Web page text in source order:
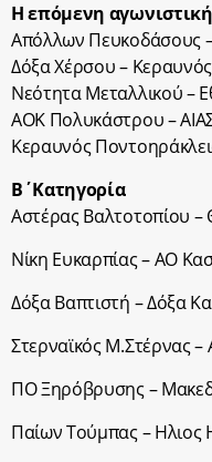
Η επόμενη
Απόλλων Πευκοδάσους
Δόξα Χέρσου –
Νεότητα Μεταλλικού –
ΑΟΚ Πολυκάστρου –
Κεραυνός
Β΄Κατηγορία
Αστέρας Βαλτοτοπίου
Νίκη Ευκαρπίας – ΑΟ
Δόξα Βαπτιστή – Δόξα
Στερναϊκός Μ.Στέρνας
ΠΟ Ξηρόβρυσης –
Παίων Τούμπας – Ηλιος